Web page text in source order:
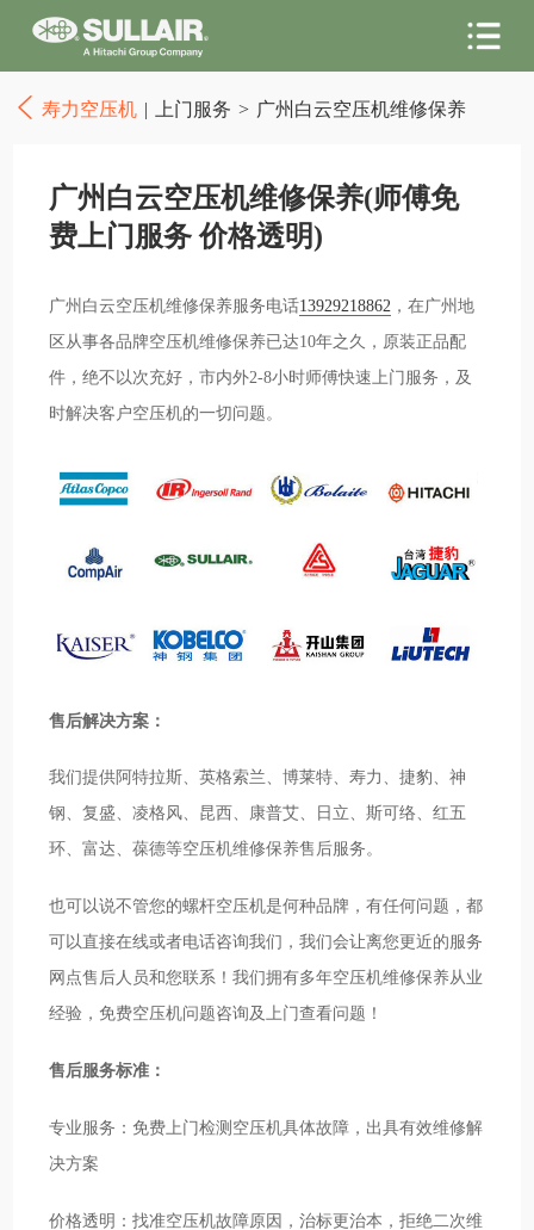
寿力空压机 | 上门服务 > 广州白云空压机维修保养
广州白云空压机维修保养(师傅免
费上门服务 价格透明)
广州白云空压机维修保养服务电话13929218862 ，在广州地
区从事各品牌空压机维修保养已达10年之久，原装正品配
件，绝不以次充好，市内外2-8小时师傅快速上门服务，及
时解决客户空压机的一切问题。
售后解决方案：
我们提供阿特拉斯、英格索兰、博莱特、寿力、捷豹、神
钢、复盛、凌格风、昆西、康普艾、日立、斯可络、红五
环、富达、葆德等空压机维修保养售后服务。
也可以说不管您的螺杆空压机是何种品牌，有任何问题，都
可以直接在线或者电话咨询我们，我们会让离您更近的服务
网点售后人员和您联系！我们拥有多年空压机维修保养从业
经验，免费空压机问题咨询及上门查看问题！
售后服务标准：
专业服务：免费上门检测空压机具体故障，出具有效维修解
决方案
价格透明：找准空压机故障原因，治标更治本，拒绝二次维